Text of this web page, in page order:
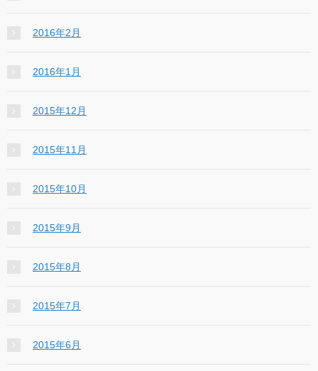
2016年2月
2016年1月
2015年12月
2015年11月
2015年10月
2015年9月
2015年8月
2015年7月
2015年6月